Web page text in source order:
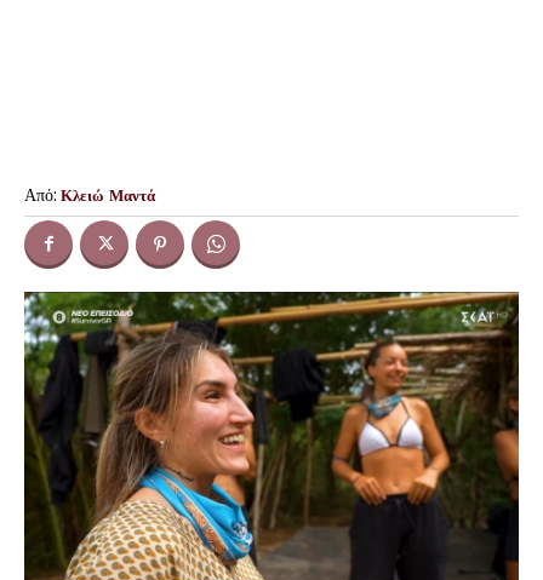
Από: Κλειώ Μαντά